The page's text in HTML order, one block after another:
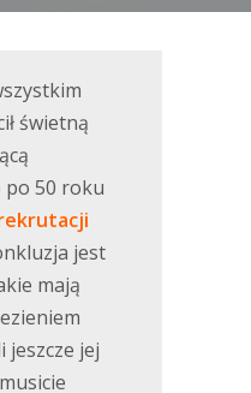
świetną
50 roku
jest
mają
jeszcze jej